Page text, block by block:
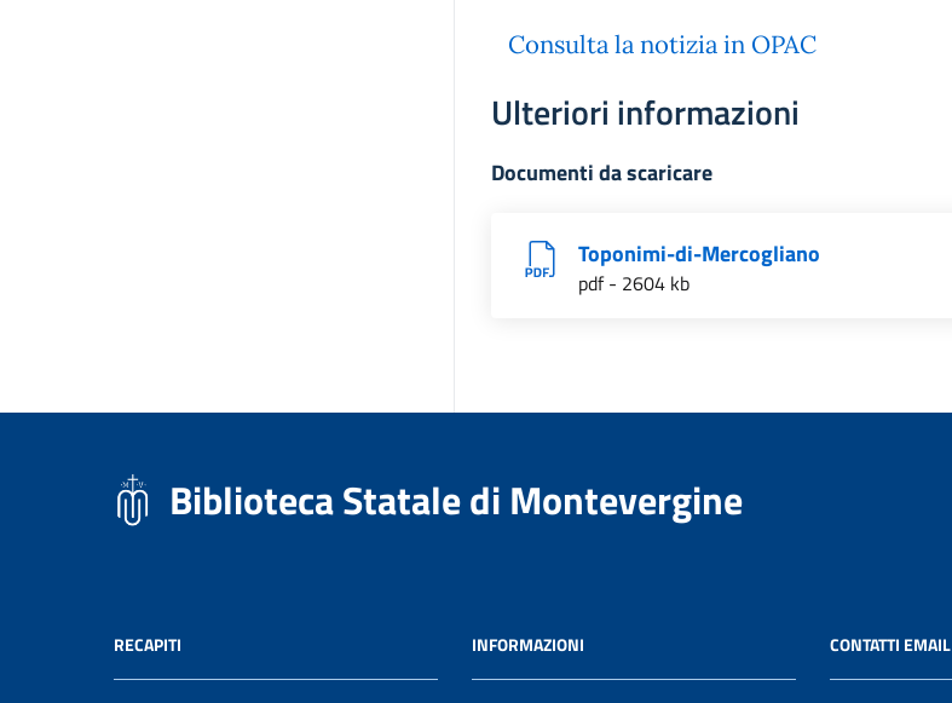
Consulta la notizia in OPAC
Ulteriori informazioni
Documenti da scaricare
Toponimi-di-Mercogliano
pdf - 2604 kb
Biblioteca Statale di Montevergine
RECAPITI INFORMAZIONI CONTATTI EMAIL